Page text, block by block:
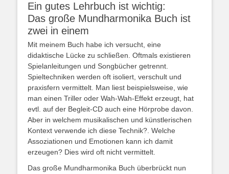
Ein gutes Lehrbuch ist wichtig:
Das große Mundharmonika Buch ist
zwei in einem
Mit meinem Buch habe ich versucht, eine
didaktische Lücke zu schließen. Oftmals existieren
Spielanleitungen und Songbücher getrennt.
Spieltechniken werden oft isoliert, verschult und
praxisfern vermittelt. Man liest beispielsweise, wie
man einen Triller oder Wah-Wah-Effekt erzeugt, hat
evtl. auf der Begleit-CD auch eine Hörprobe davon.
Aber in welchem musikalischen und künstlerischen
Kontext verwende ich diese Technik?. Welche
Assoziationen und Emotionen kann ich damit
erzeugen? Dies wird oft nicht vermittelt.
Das große Mundharmonika Buch überbrückt nun